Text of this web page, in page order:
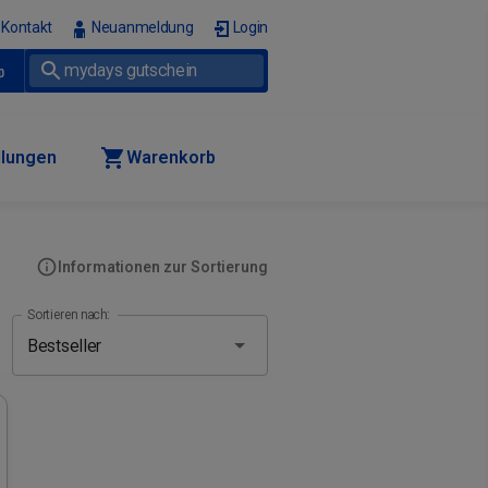
Kontakt Neuanmeldung Login
Warenkorb
Informationen zur Sortierung
Sortieren nach: